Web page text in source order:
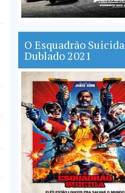
O Esquadrão Suicida
Dublado 2021